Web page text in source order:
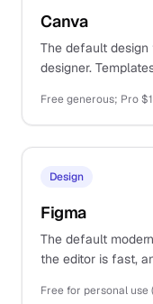
Canva
The default
designer.
Design
Figma
The default
the editor is fast,